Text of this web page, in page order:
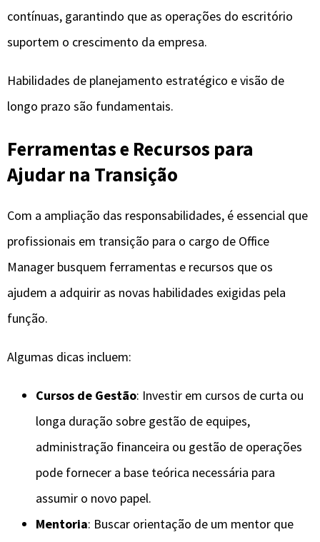
contínuas, garantindo que as operações do escritório
suportem o crescimento da empresa.
Habilidades de planejamento estratégico e visão de
longo prazo são fundamentais.
Ferramentas e Recursos para
Ajudar na Transição
Com a ampliação das responsabilidades, é essencial que
profissionais em transição para o cargo de Office
Manager busquem ferramentas e recursos que os
ajudem a adquirir as novas habilidades exigidas pela
função.
Algumas dicas incluem:
Cursos de Gestão: Investir em cursos de curta ou
longa duração sobre gestão de equipes,
administração financeira ou gestão de operações
pode fornecer a base teórica necessária para
assumir o novo papel.
Mentoria: Buscar orientação de um mentor que